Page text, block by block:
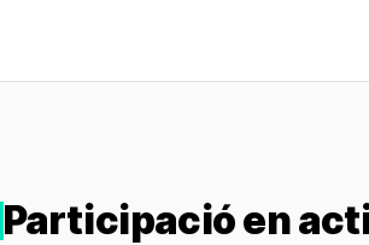
Participació en